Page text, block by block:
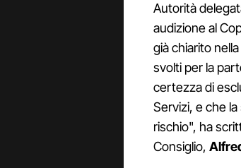
Autorità
audizione al
già chiarito
svolti per la
certezza di
Servizi, e che
rischio", ha
Consiglio,